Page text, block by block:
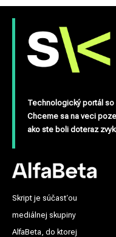
Technologický portál so
Chceme sa na veci
ako ste boli doteraz
Skript je súčasťou
mediálnej skupiny
AlfaBeta, do ktorej